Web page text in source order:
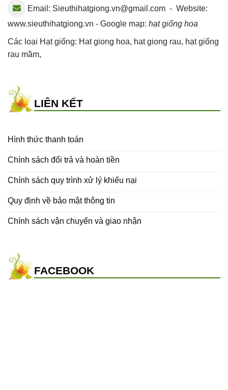
Email: Sieuthihatgiong.vn@gmail.com - Website:
www.sieuthihatgiong.vn - Google map: hạt giống hoa
Các loại Hạt giống: Hat giong hoa, hat giong rau, hạt giống
rau mầm,
LIÊN KẾT
Hình thức thanh toán
Chính sách đổi trả và hoàn tiền
Chính sách quy trình xử lý khiếu nại
Quy định về bảo mật thông tin
Chính sách vận chuyển và giao nhận
FACEBOOK